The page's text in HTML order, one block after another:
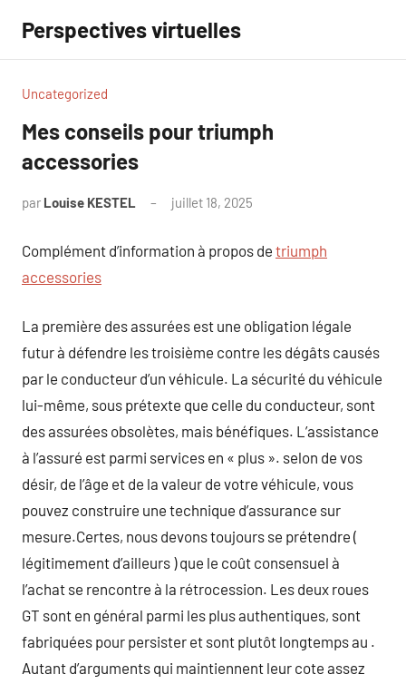
contenu
Perspectives virtuelles
Uncategorized
Mes conseils pour triumph
accessories
par Louise KESTEL juillet 18, 2025
Complément d’information à propos de triumph
accessories
La première des assurées est une obligation légale
futur à défendre les troisième contre les dégâts causés
par le conducteur d’un véhicule. La sécurité du véhicule
lui-même, sous prétexte que celle du conducteur, sont
des assurées obsolètes, mais bénéfiques. L’assistance
à l’assuré est parmi services en « plus ». selon de vos
désir, de l’âge et de la valeur de votre véhicule, vous
pouvez construire une technique d’assurance sur
mesure.Certes, nous devons toujours se prétendre (
légitimement d’ailleurs ) que le coût consensuel à
l’achat se rencontre à la rétrocession. Les deux roues
GT sont en général parmi les plus authentiques, sont
fabriquées pour persister et sont plutôt longtemps au .
Autant d’arguments qui maintiennent leur cote assez